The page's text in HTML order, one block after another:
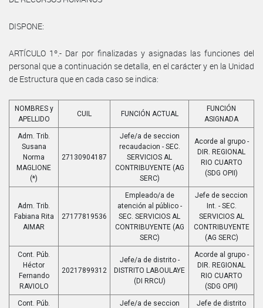
DISPONE:
ARTÍCULO 1º.- Dar por finalizadas y asignadas las funciones del
personal que a continuación se detalla, en el carácter y en la Unidad
de Estructura que en cada caso se indica:
NOMBRES y
APELLIDO
CUIL FUNCIÓN ACTUAL
FUNCIÓN
ASIGNADA
Adm. Trib.
Susana
Norma
MAGLIONE
(*)
27130904187
Jefe/a de seccion
recaudacion - SEC.
SERVICIOS AL
CONTRIBUYENTE (AG
SERC)
Acorde al grupo -
DIR. REGIONAL
RIO CUARTO
(SDG OPII)
Adm. Trib.
Fabiana Rita
AIMAR
27177819536
Empleado/a de
atención al público -
SEC. SERVICIOS AL
CONTRIBUYENTE (AG
SERC)
Jefe de seccion
Int. - SEC.
SERVICIOS AL
CONTRIBUYENTE
(AG SERC)
Cont. Púb.
Héctor
Fernando
RAVIOLO
20217899312
Jefe/a de distrito -
DISTRITO LABOULAYE
(DI RRCU)
Acorde al grupo -
DIR. REGIONAL
RIO CUARTO
(SDG OPII)
Cont. Púb.
Jefe/a de seccion
Jefe de distrito